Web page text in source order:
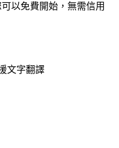
以免費開始，無需信用
文字翻譯